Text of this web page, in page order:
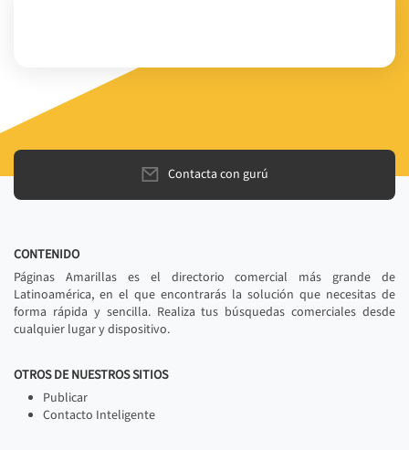
Contacta con gurú
CONTENIDO
Páginas Amarillas es el directorio comercial más grande de
Latinoamérica, en el que encontrarás la solución que necesitas de
forma rápida y sencilla. Realiza tus búsquedas comerciales desde
cualquier lugar y dispositivo.
OTROS DE NUESTROS SITIOS
Publicar
Contacto Inteligente